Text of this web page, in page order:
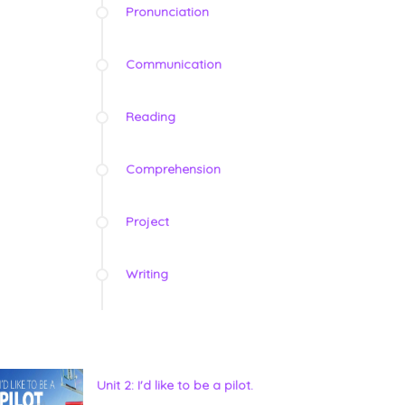
Pronunciation
Communication
Reading
Comprehension
Project
Writing
Unit 2: I'd like to be a pilot.